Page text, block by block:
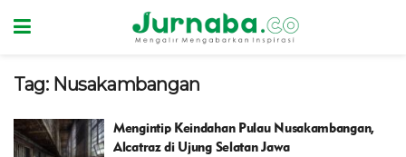
Tag: Nusakambangan
Mengintip Keindahan Pulau Nusakambangan,
Alcatraz di Ujung Selatan Jawa